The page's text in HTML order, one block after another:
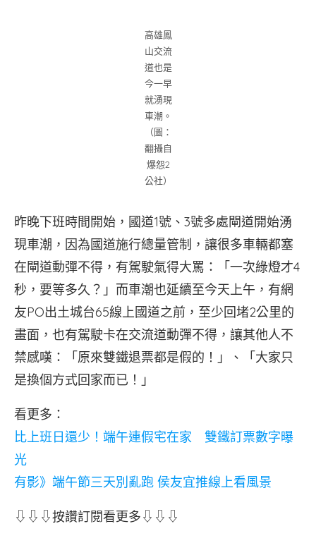
高雄鳳
山交流
道也是
今一早
就湧現
車潮。
（圖：
翻攝自
爆怨2
公社）
昨晚下班時間開始，國道1號、3號多處閘道開始湧
現車潮，因為國道施行總量管制，讓很多車輛都塞
在閘道動彈不得，有駕駛氣得大罵：「一次綠燈才4
秒，要等多久？」而車潮也延續至今天上午，有網
友PO出土城台65線上國道之前，至少回堵2公里的
畫面，也有駕駛卡在交流道動彈不得，讓其他人不
禁感嘆：「原來雙鐵退票都是假的！」、「大家只
是換個方式回家而已！」
看更多：
比上班日還少！端午連假宅在家 雙鐵訂票數字曝
光
有影》端午節三天別亂跑 侯友宜推線上看風景
⇩⇩⇩按讚訂閱看更多⇩⇩⇩